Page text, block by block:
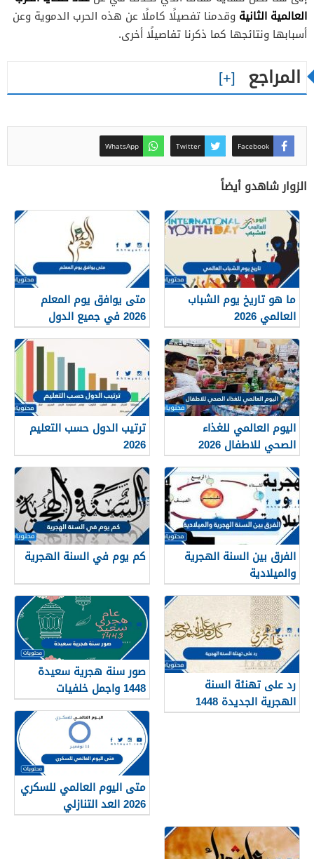
العالمية الثانية وقدمنا تفصيلًا كاملًا عن هذه الحرب الدموية وعن
أسبابها ونتائجها كما ذكرنا تفاصيلًا أخرى.
المراجع
Facebook
Twitter
WhatsApp
الزوار شاهدو أيضاً
ما هو تاريخ يوم الشباب
العالمي 2026
متى يوافق يوم المعلم
2026 في جميع الدول
العربية
اليوم العالمي للغذاء
الصحي للاطفال 2026
ترتيب الدول حسب التعليم
2026
الفرق بين السنة الهجرية
والميلادية
كم يوم في السنة الهجرية
رد على تهنئة السنة
الهجرية الجديدة 1448
صور سنة هجرية سعيدة
1448 واجمل خلفيات
ورمزيات العام الجديد
متى اليوم العالمي للسكري
2026 العد التنازلي